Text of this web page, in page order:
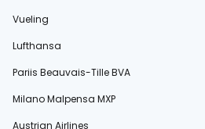
Vueling
Lufthansa
Pariis Beauvais-Tille BVA
Milano Malpensa MXP
Austrian Airlines